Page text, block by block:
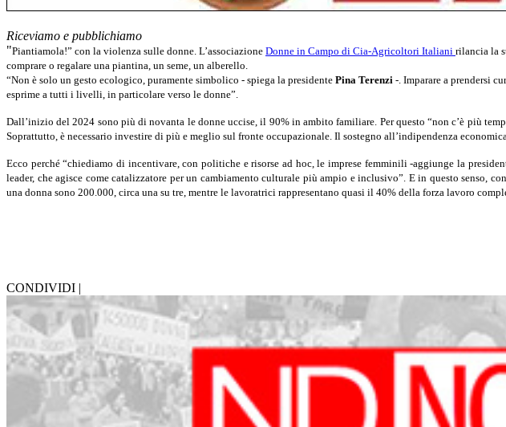
Riceviamo e pubblichiamo
"Piantiamola!” con la violenza sulle donne. L’associazione Donne in Campo di Cia-Agricoltori Italiani rilancia la
comprare o regalare una piantina, un seme, un alberello.
“Non è solo un gesto ecologico, puramente simbolico - spiega la presidente Pina Terenzi -. Imparare a prendersi
esprime a tutti i livelli, in particolare verso le donne”.
Dall’inizio del 2024 sono più di novanta le donne uccise, il 90% in ambito familiare. Per questo “non c’è più
Soprattutto, è necessario investire di più e meglio sul fronte occupazionale. Il sostegno all’indipendenza
Ecco perché “chiediamo di incentivare, con politiche e risorse ad hoc, le imprese femminili -aggiunge la
leader, che agisce come catalizzatore per un cambiamento culturale più ampio e inclusivo”. E in questo
una donna sono 200.000, circa una su tre, mentre le lavoratrici rappresentano quasi il 40% della forza lavoro
CONDIVIDI |